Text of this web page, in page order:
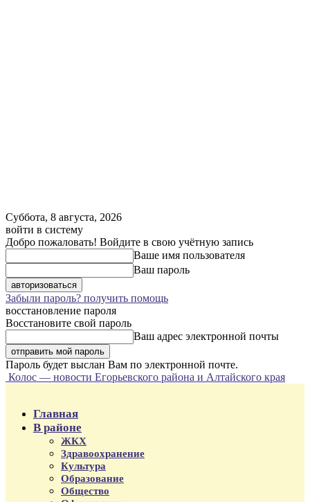
Суббота, 8 августа, 2026
войти в систему
Добро пожаловать! Войдите в свою учётную запись
Ваше имя пользователя
Ваш пароль
Забыли пароль? получить помощь
восстановление пароля
Восстановите свой пароль
Ваш адрес электронной почты
Пароль будет выслан Вам по электронной почте.
Колос — новости Егорьевского района и Алтайского края
Главная
В районе
ЖКХ
Здравоохранение
Культура
Образование
Общество